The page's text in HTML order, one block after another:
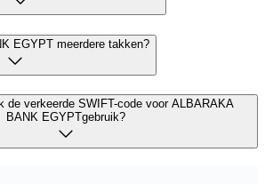
EGYPT meerdere takken?
de verkeerde SWIFT-code voor ALBARAKA
BANK EGYPTgebruik?